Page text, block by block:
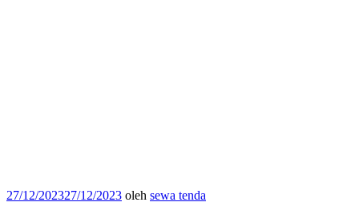
Diposkan
27/12/202327/12/2023 oleh sewa tenda